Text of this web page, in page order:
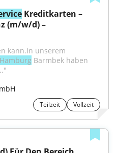
Kreditkarten –
(m/w/d) –
kann.In unserem
Hamburg Barmbek haben
Teilzeit Vollzeit